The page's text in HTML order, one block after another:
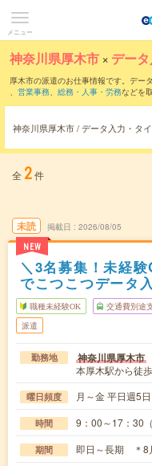
メニュー
神奈川県厚木市 × デー
厚木市の派遣のお仕事情報です。デー
、 営業事務、 総務・人事・労務などを
神奈川県厚木市 / データ入力・タ
全 2件
未読
NEW
掲載日 2026/08/05
＼3名募集！未経
でこつこつデータ
職種未経験OK 交通費別途
派遣
勤務地 神奈川県厚木市
本厚木駅から徒
曜日頻度 月～金 平日週5日
時間 9：00～17：30
期間 即日～長期 ＊8